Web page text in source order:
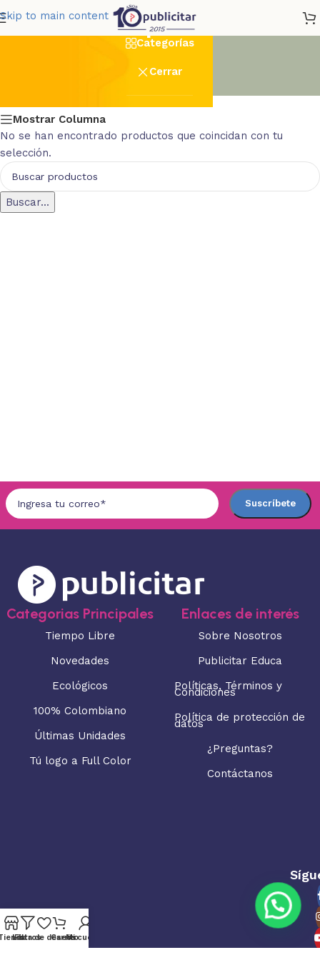
Skip to main content Cepillos
Categorías
Cerrar
Mostrar Columna
No se han encontrado productos que coincidan con tu
selección.
Buscar...
Categorias Principales
Tiempo Libre
Novedades
Ecológicos
100% Colombiano
Últimas Unidades
Tú logo a Full Color
Enlaces de interés
Sobre Nosotros
Publicitar Educa
Políticas, Términos y
Condiciones
Política de protección de
datos
¿Preguntas?
Contáctanos
Filtros
Lista de deseos
CarritoMi cuenta